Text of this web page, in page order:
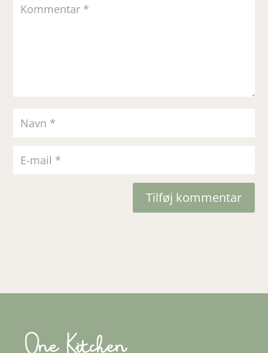
Tilføj kommentar